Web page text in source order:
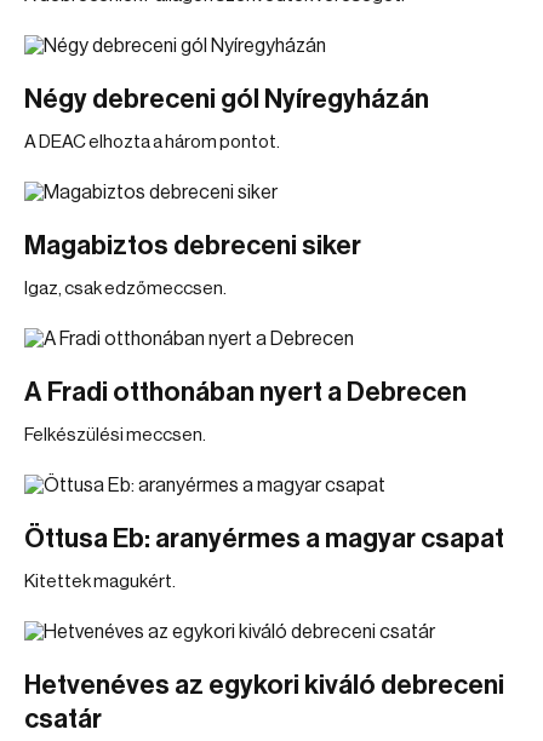
Négy debreceni gól Nyíregyházán
A DEAC elhozta a három pontot.
Magabiztos debreceni siker
Igaz, csak edzőmeccsen.
A Fradi otthonában nyert a Debrecen
Felkészülési meccsen.
Öttusa Eb: aranyérmes a magyar csapat
Kitettek magukért.
Hetvenéves az egykori kiváló debreceni
csatár